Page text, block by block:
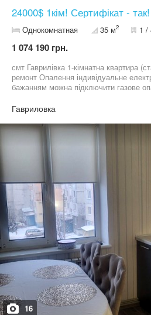
24000$ 1кім! Сертифікат -
Однокомнатная 35 м2 1 /
1 074 190 грн.
смт Гаврилівка 1-кімнатна квартира
ремонт Опалення індивідуальне
бажанням можна підключити газове
м.кв. Оформлення - 2%
Гавриловка
16